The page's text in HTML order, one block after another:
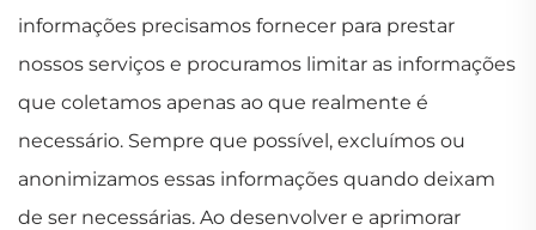
informações precisamos fornecer para prestar
nossos serviços e procuramos limitar as informações
que coletamos apenas ao que realmente é
necessário. Sempre que possível, excluímos ou
anonimizamos essas informações quando deixam
de ser necessárias. Ao desenvolver e aprimorar